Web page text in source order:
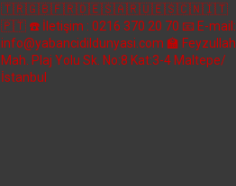
🇹🇷🇬🇧🇫🇷🇩🇪🇸🇦🇷🇺🇪🇸🇨🇳🇮🇹
🇵🇹 ☎️ İletişim : 0216 370 20 70 📧 E-mail:
info@yabancidildunyasi.com 🏫 Feyzullah
Mah. Plaj Yolu Sk. No:8 Kat:3-4 Maltepe/
İstanbul